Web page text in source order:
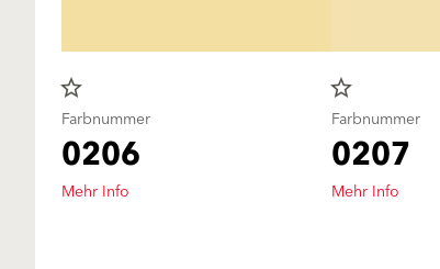
star_border
Farbnummer
0206
Mehr Info
star_border
Farbnummer
0207
Mehr Info